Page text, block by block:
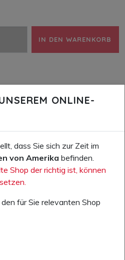
IN DEN WARENKORB
ONLINE-
dass Sie sich zur Zeit im
von Amerika befinden.
Shop der richtig ist, können
für Sie relevanten Shop